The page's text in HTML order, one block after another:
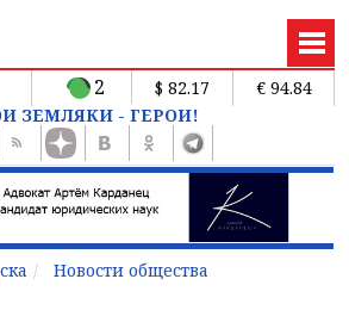
2 $ 82.17
€ 94.84
ЗЕМЛЯКИ - ГЕРОИ!
Новости общества